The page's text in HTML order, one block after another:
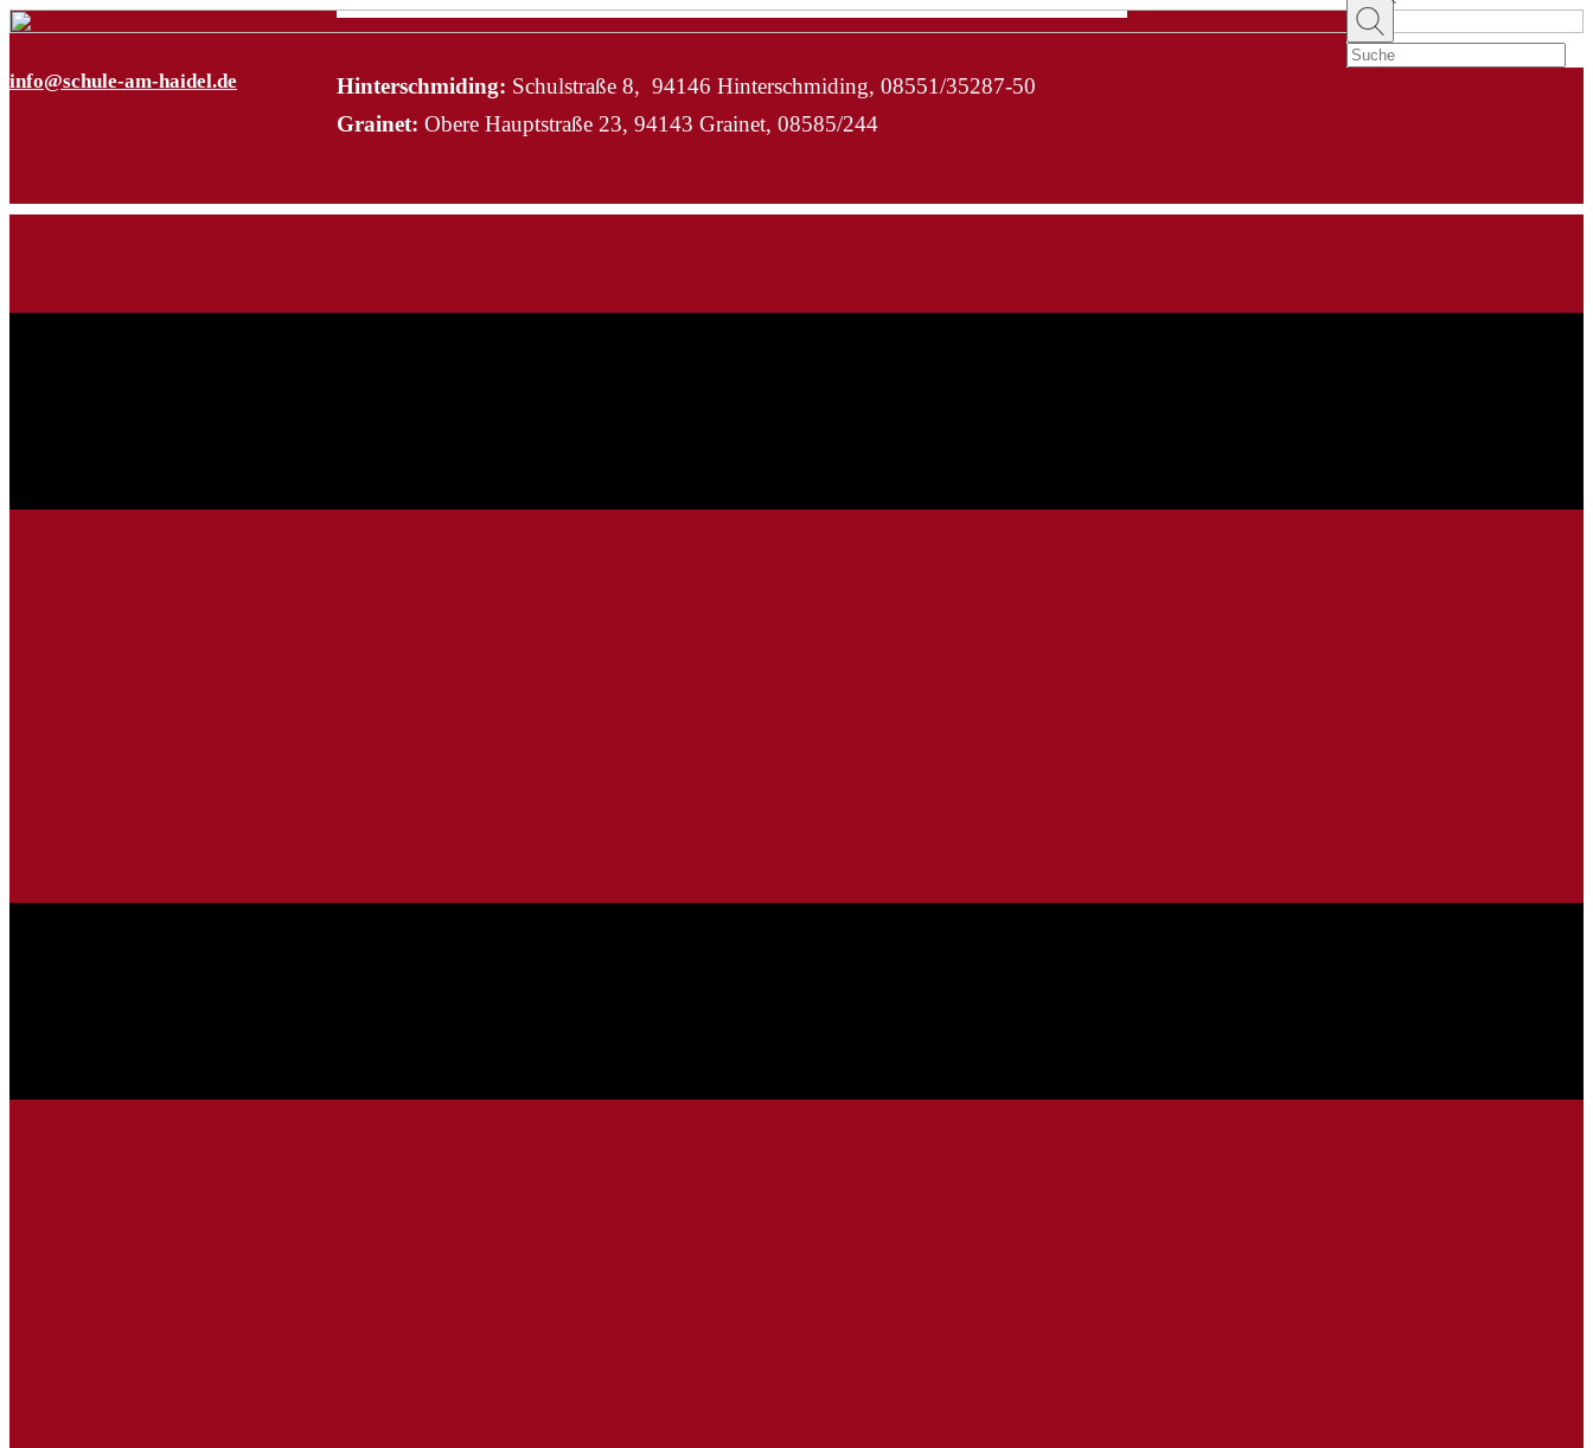
info@schule-am-haidel.de Hinterschmiding: Schulstraße 8, 94146 Hinterschmiding, 08551/35287-50
Grainet: Obere Hauptstraße 23, 94143 Grainet, 08585/244